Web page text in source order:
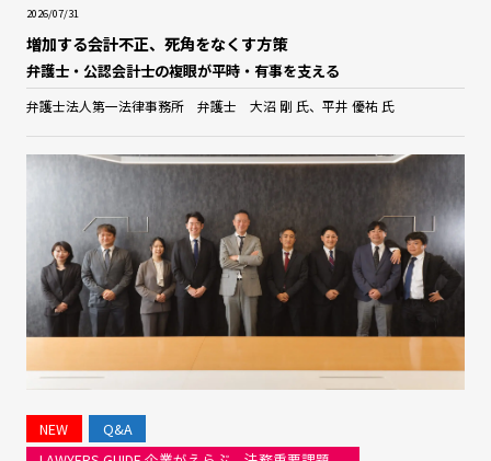
2026/07/31
増加する会計不正、死角をなくす方策
弁護士・公認会計士の複眼が平時・有事を支える
弁護士法人第一法律事務所 弁護士 大沼 剛 氏、平井 優祐 氏
NEW
Q&A